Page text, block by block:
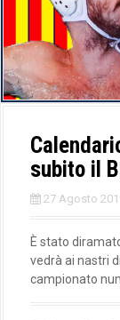
subito il
27 Agosto
È stato
vedrà ai nastri
campionato